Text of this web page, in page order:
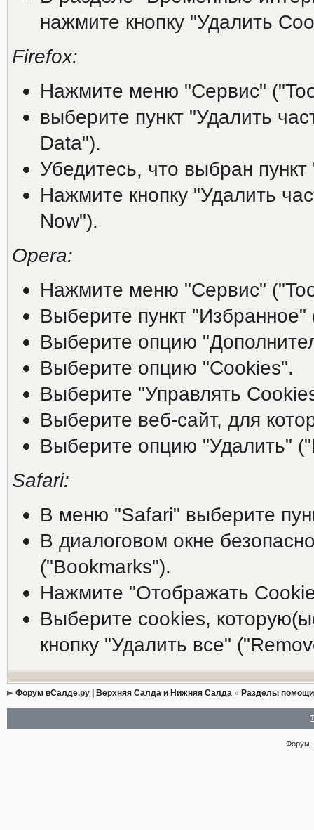
нажмите кнопку "Удалить
Firefox:
Нажмите меню "Сервис"
выберите пункт "Удалить
Data").
Убедитесь, что выбран
Нажмите кнопку "Удалить
Now").
Opera:
Нажмите меню "Сервис"
Выберите пункт
Выберите опцию
Выберите опцию "Cookies".
Выберите "Управлять
Выберите веб-сайт, для
Выберите опцию "Удалить"
Safari:
В меню "Safari" выберите
В диалоговом окне
("Bookmarks").
Нажмите "Отображать
Выберите cookies,
кнопку "Удалить все"
Форум вСалде.ру | Верхняя Салда и Нижняя Салда» Разделы
Форум